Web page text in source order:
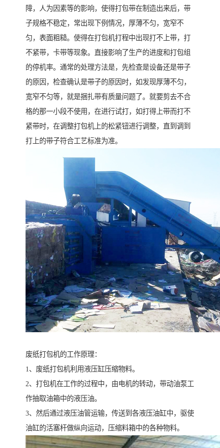
障，人为因素等的影响，使得打包带在制造出来后，带
子规格不稳定，常出现下例情况，厚薄不匀，宽窄不
匀，表面粗糙。使得在打包机打程中出现打不上带，打
不紧带，卡带等现象。直接影响了生产的进度和打包组
的停机率。通常的处理方法是，先检查是设备还是带子
的原因，检查确认是带子的原因时，如发现厚薄不匀，
宽窄不匀等，就是捆扎带有质量问题了。就要剪去不合
格的那一小段不使用，在进行试打，如打得上带而打不
紧带时，在调整打包机上的松紧钮进行调整，直到调到
打上的带子符合工艺标准为准。
废纸打包机的工作原理：
1、废纸打包机利用液压缸压缩物料。
2、打包机在工作的过程中，由电机的转动，带动油泵工
作抽取油箱中的液压油。
3、然后通过液压油管运输，传送到各液压油缸中，驱使
油缸的活塞杆做纵向运动，压缩料箱中的各种物料。